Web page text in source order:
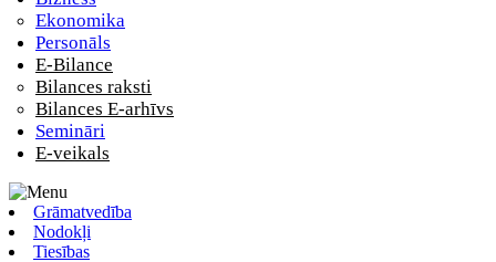
Ekonomika
Personāls
E-Bilance
Bilances raksti
Bilances E-arhīvs
Semināri
E-veikals
Grāmatvedība
Nodokļi
Tiesības